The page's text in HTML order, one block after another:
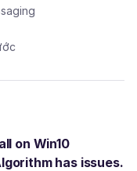
on Win10
has issues.